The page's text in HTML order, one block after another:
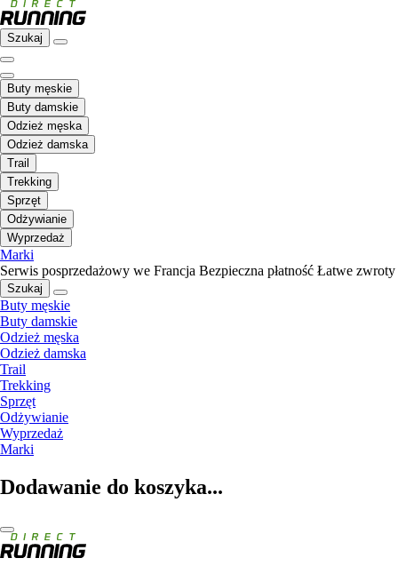
Szukaj
Buty męskie
Buty damskie
Odzież męska
Odzież damska
Trail
Trekking
Sprzęt
Odżywianie
Wyprzedaż
Marki
Serwis posprzedażowy we Francja Bezpieczna płatność Łatwe zwroty
Szukaj
Buty męskie
Buty damskie
Odzież męska
Odzież damska
Trail
Trekking
Sprzęt
Odżywianie
Wyprzedaż
Marki
Dodawanie do koszyka...